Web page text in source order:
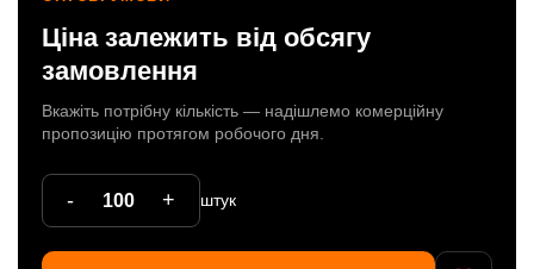
Ціна залежить від обсягу
замовлення
Вкажіть потрібну кількість — надішлемо комерційну
пропозицію протягом робочого дня.
- + штук
Патрони
Кабельна продукція
Елементи кріплення
Продукція з пластика
Керамічні вироби